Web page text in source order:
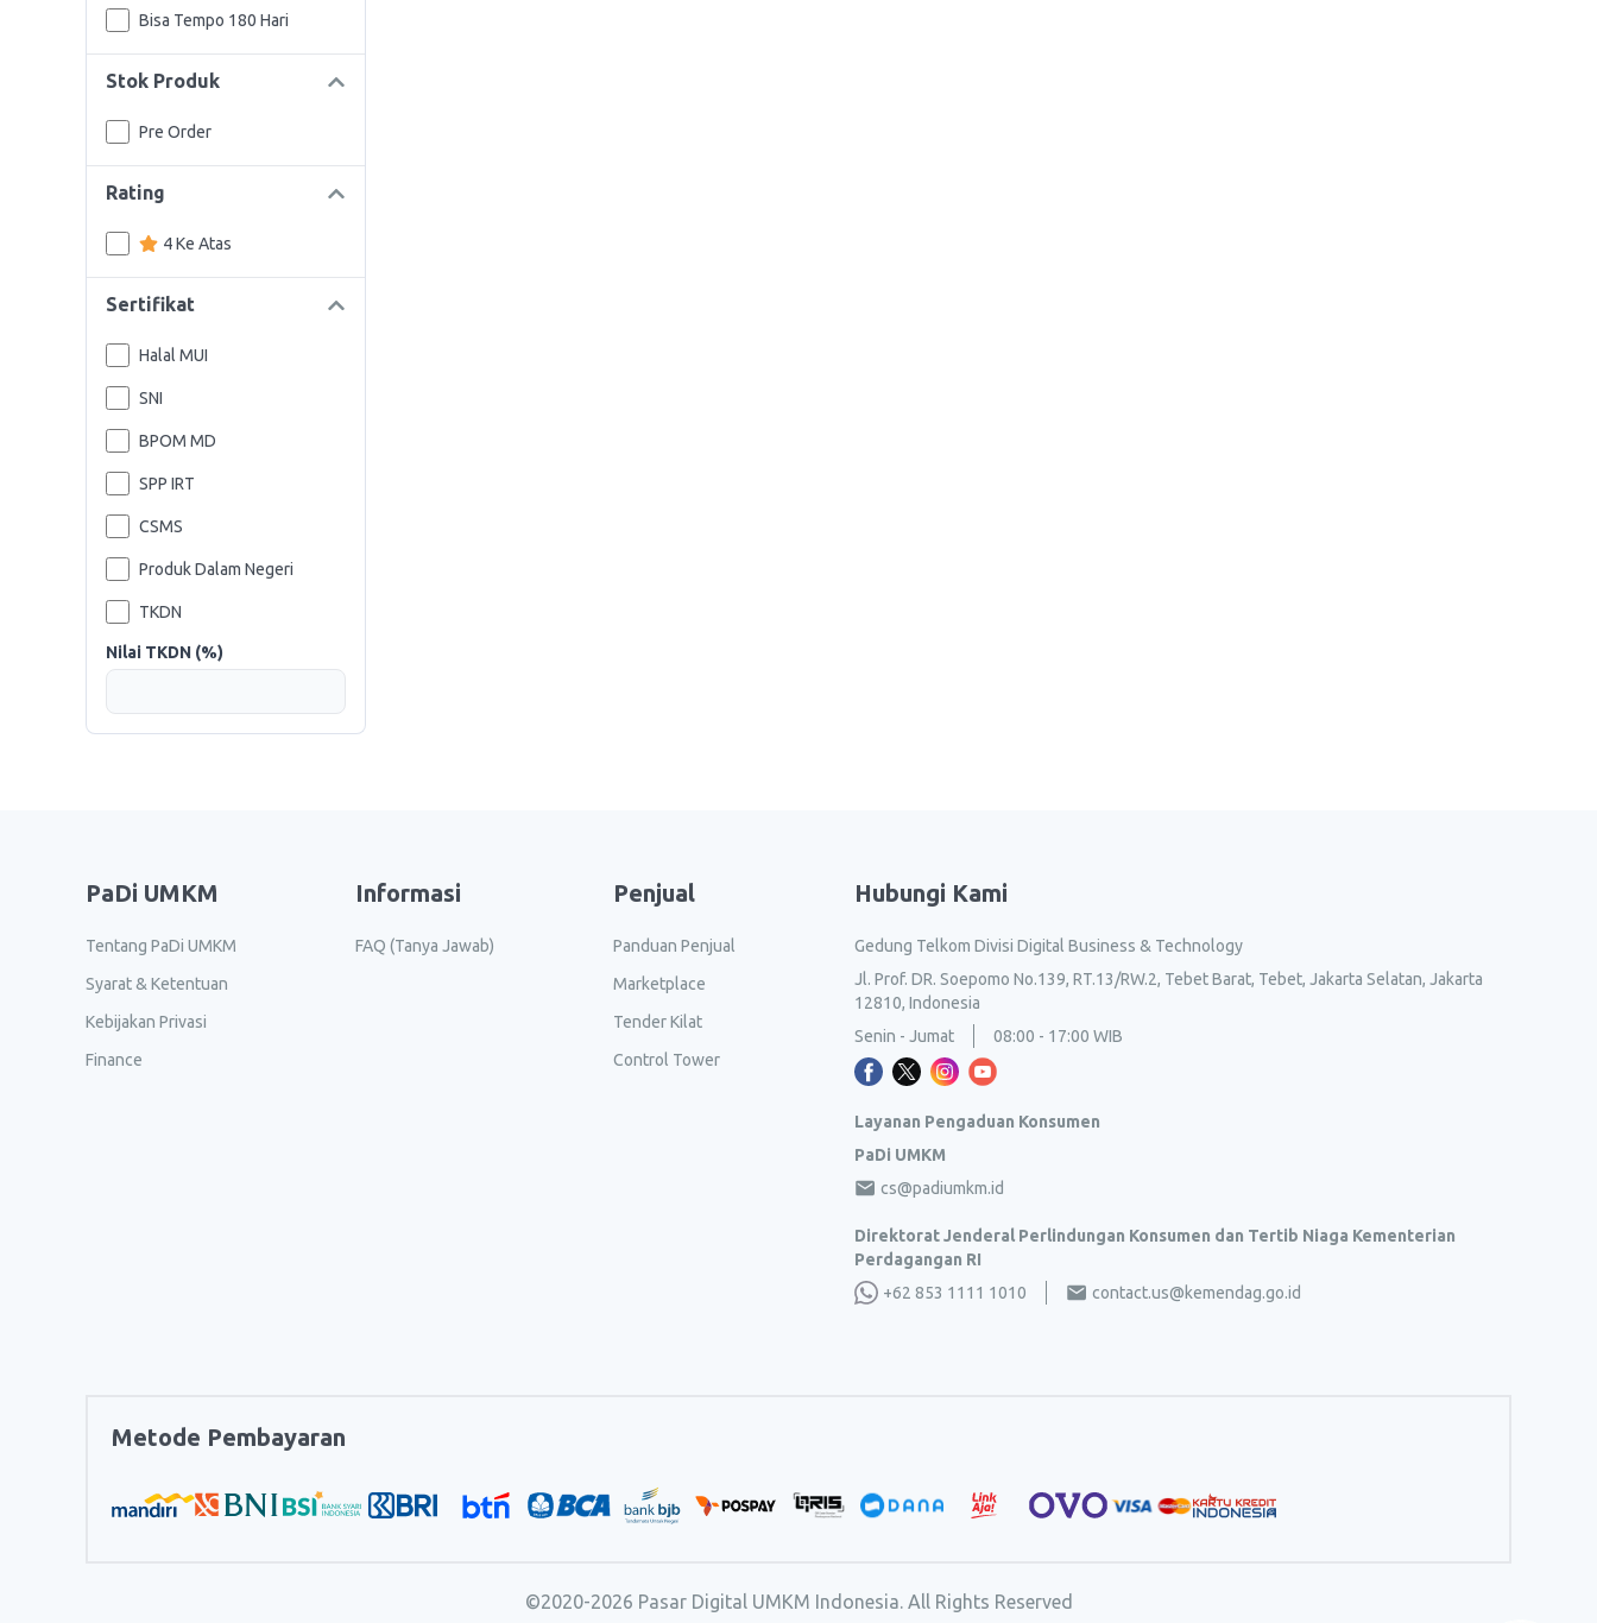
Bisa Tempo 180 Hari
Stok Produk
Pre Order
Rating
4 Ke Atas
Sertifikat
Halal MUI
SNI
BPOM MD
SPP IRT
CSMS
Produk Dalam Negeri
TKDN
Nilai TKDN (%)
PaDi UMKM
Tentang PaDi UMKM
Syarat & Ketentuan
Kebijakan Privasi
Finance
Informasi
FAQ (Tanya Jawab)
Penjual
Panduan Penjual
Marketplace
Tender Kilat
Control Tower
Hubungi Kami
Gedung Telkom Divisi Digital Business & Technology
Jl. Prof. DR. Soepomo No.139, RT.13/RW.2, Tebet Barat, Tebet, Jakarta Selatan, Jakarta
12810, Indonesia
Senin - Jumat
08:00 - 17:00 WIB
Layanan Pengaduan Konsumen
PaDi UMKM
cs@padiumkm.id
Direktorat Jenderal Perlindungan Konsumen dan Tertib Niaga Kementerian
Perdagangan RI
+62 853 1111 1010
contact.us@kemendag.go.id
Metode Pembayaran
©2020-2026 Pasar Digital UMKM Indonesia. All Rights Reserved